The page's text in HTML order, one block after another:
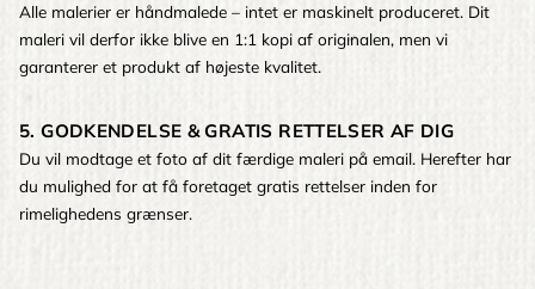
Alle malerier er håndmalede – intet er maskinelt produceret. Dit
maleri vil derfor ikke blive en 1:1 kopi af originalen, men vi
garanterer et produkt af højeste kvalitet.
5. GODKENDELSE & GRATIS RETTELSER AF DIG
Du vil modtage et foto af dit færdige maleri på email. Herefter har
du mulighed for at få foretaget gratis rettelser inden for
rimelighedens grænser.